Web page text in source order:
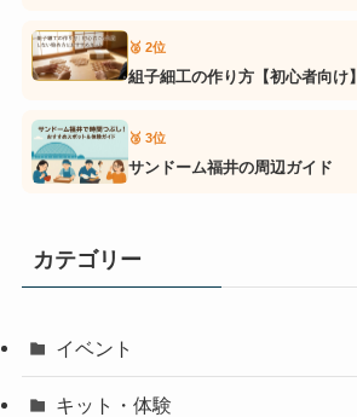
🥈 2位
組子細工の作り方【初心者向け】
🥉 3位
サンドーム福井の周辺ガイド
カテゴリー
イベント
キット・体験